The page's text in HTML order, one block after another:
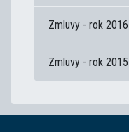
Zmluvy - rok 2016
Zmluvy - rok 2015